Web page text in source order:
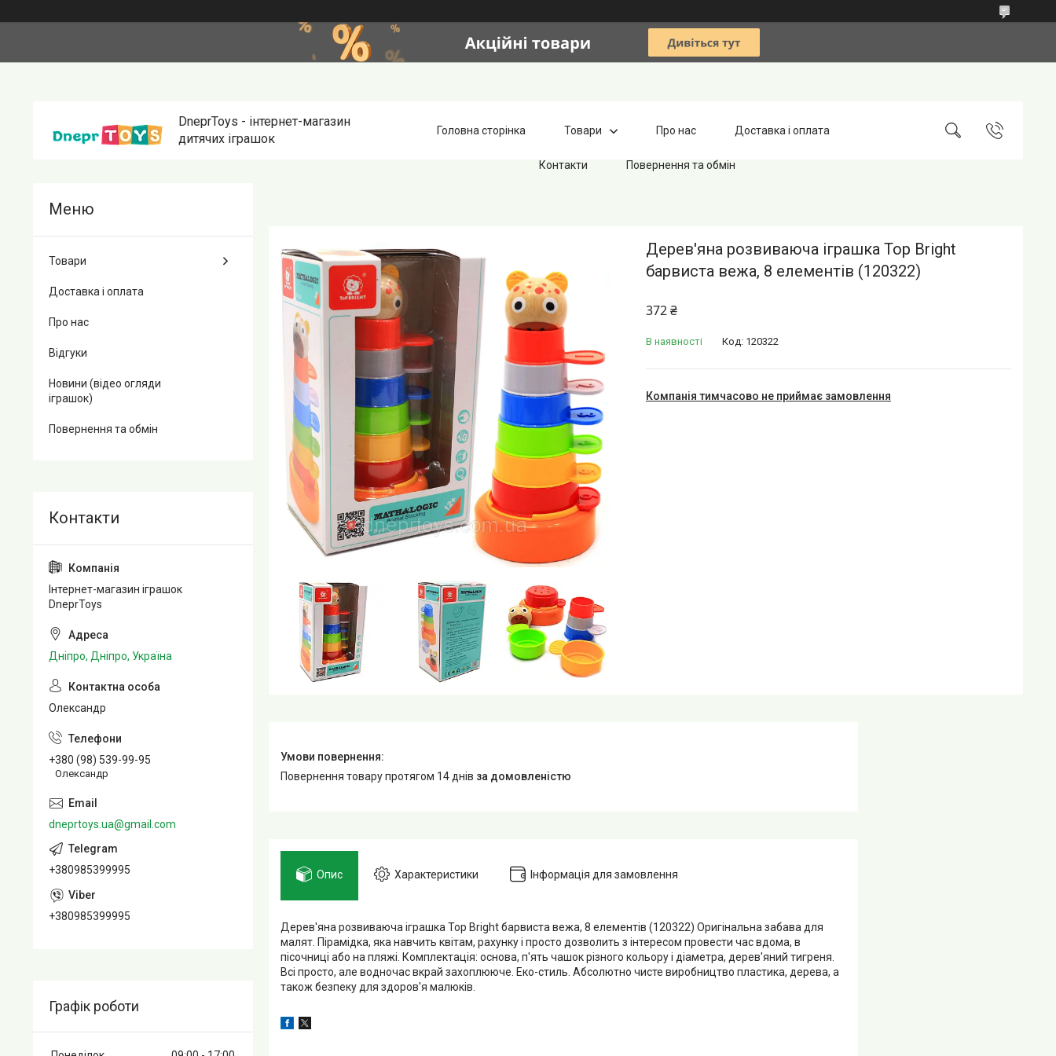
DneprToys - інтернет-магазин
дитячих іграшок
Головна сторінка Товари Про нас Доставка і оплата
Контакти Повернення та обмін
Дерев'яна розвиваюча іграшка Top Bright
барвиста вежа, 8 елементів (120322)
372 ₴
В наявності Код: 120322
Компанія тимчасово не приймає замовлення
повернення товару протягом 14 днів за домовленістю
Опис Характеристики Інформація для замовлення
Дерев'яна розвиваюча іграшка Top Bright барвиста вежа, 8 елементів (120322) Оригінальна забава для
малят. Пірамідка, яка навчить квітам, рахунку і просто дозволить з інтересом провести час вдома, в
пісочниці або на пляжі. Комплектація: основа, п'ять чашок різного кольору і діаметра, дерев'яний тигреня.
Всі просто, але водночас вкрай захоплююче. Еко-стиль. Абсолютно чисте виробництво пластика, дерева, а
також безпеку для здоров'я малюків.
Товари
Доставка і оплата
Про нас
Відгуки
Новини (відео огляди
іграшок)
Повернення та обмін
Інтернет-магазин іграшок
DneprToys
Дніпро, Дніпро, Україна
Олександр
+380 (98) 539-99-95
Олександр
dneprtoys.ua@gmail.com
+380985399995
+380985399995
Графік роботи